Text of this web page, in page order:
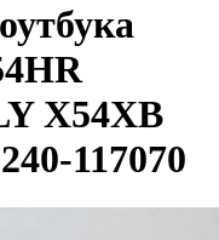
X54XB
117070